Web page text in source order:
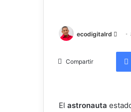
ecodigitalrd
Send
email
Compartir
El astronauta